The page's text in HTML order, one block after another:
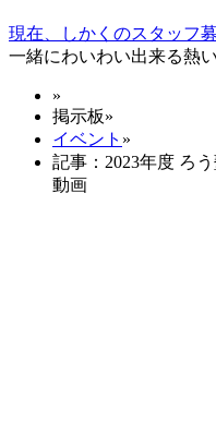
現在、しかくのスタッフ募
一緒にわいわい出来る熱
»
掲示板»
イベント »
記事：2023年度 ろ
動画